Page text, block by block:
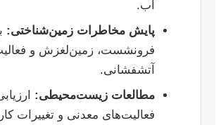
آب.
پایش مخاطرات زمین‌شناختی:
فرونشست، زمین‌لغزش و
آتشفشانی.
مطالعات زیست‌محیطی:
فعالیت‌های معدنی و تغییرات